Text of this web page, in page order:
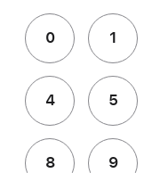
0 1
4 5
8 9